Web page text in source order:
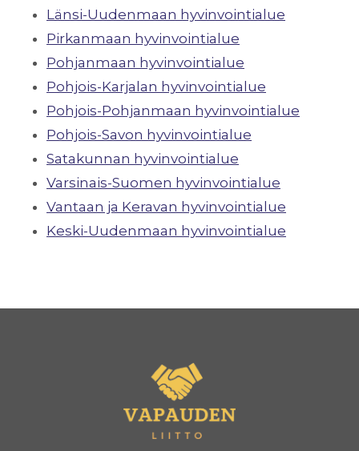
Länsi-Uudenmaan hyvinvointialue
Pirkanmaan hyvinvointialue
Pohjanmaan hyvinvointialue
Pohjois-Karjalan hyvinvointialue
Pohjois-Pohjanmaan hyvinvointialue
Pohjois-Savon hyvinvointialue
Satakunnan hyvinvointialue
Varsinais-Suomen hyvinvointialue
Vantaan ja Keravan hyvinvointialue
Keski-Uudenmaan hyvinvointialue